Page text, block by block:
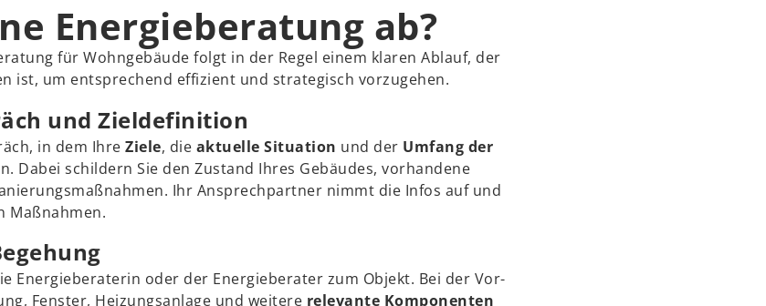
Energieberatung ab?
für Wohngebäude folgt in der Regel einem klaren Ablauf, der
ist, um entsprechend effizient und strategisch vorzugehen.
und Zieldefinition
in dem Ihre Ziele, die aktuelle Situation und der Umfang der
Dabei schildern Sie den Zustand Ihres Gebäudes, vorhandene
Ihr Ansprechpartner nimmt die Infos auf und
Maßnahmen.
Energieberaterin oder der Energieberater zum Objekt. Bei der Vor-
Fenster, Heizungsanlage und weitere relevante Komponenten